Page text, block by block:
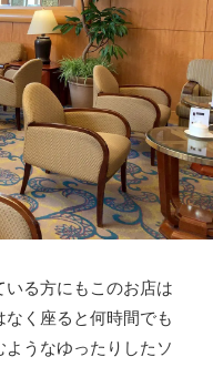
る方にもこのお店は
く座ると何時間でも
うなゆったりしたソ